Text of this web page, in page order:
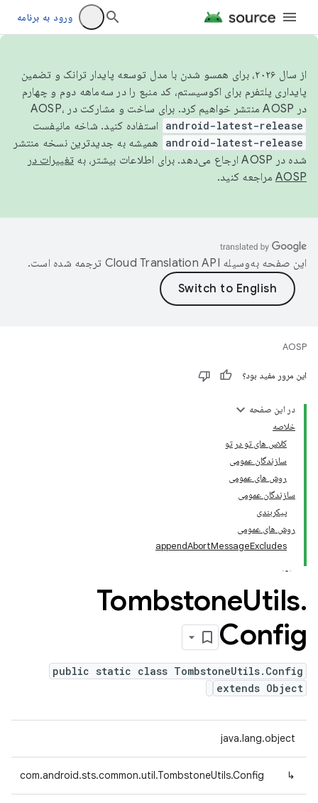
ورود به برنامه
از سال ۲۰۲۶، برای همسو شدن با مدل توسعه پایدار ترانک و تضمین
پایداری پلتفرم برای اکوسیستم، کد منبع را در سه‌ماهه دوم و چهارم
در AOSP منتشر خواهیم کرد. برای ساخت و مشارکت در AOSP،
android-latest-release استفاده کنید. شاخه مانیفست
android-latest-release
همیشه به جدیدترین نسخه منتشر
شده در AOSP ارجاع می‌دهد. برای اطلاعات بیشتر، به
تغییرات در
AOSP مراجعه کنید.
این صفحه به‌وسیله ترجمه شده است.
AOSP
این مرور مفید بود؟
در این صفحه
خلاصه
کلاس های تو در تو
سازندگان عمومی
روش های عمومی
سازندگان عمومی
پیکربندی
روش های عمومی
appendAbortMessageExcludes
TombstoneUtils.
Config
public static class TombstoneUtils.Config
extends Object
java.lang.object
↳
com.android.sts.common.util.TombstoneUtils.Config